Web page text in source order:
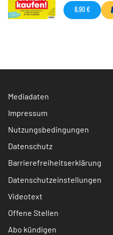
8,90 €
Mediadaten
Impressum
Nutzungsbedingungen
Datenschutz
Barrierefreiheitserklärung
Datenschutzeinstellungen
Videotext
Offene Stellen
Abo kündigen